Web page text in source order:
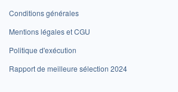
Conditions générales
Mentions légales et CGU
Politique d'exécution
Rapport de meilleure sélection 2024